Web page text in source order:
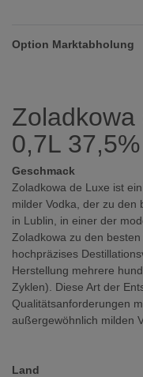
Option Marktabholung
Zoladkowa
0,7L
Geschmack
Zoladkowa de Luxe ist
milder Vodka, der zu den
in Lublin, in einer der
Zoladkowa zu den
hochpräzises
Herstellung mehrere
Zyklen). Diese Art der
Qualitätsanforderungen
außergewöhnlich milden
Land